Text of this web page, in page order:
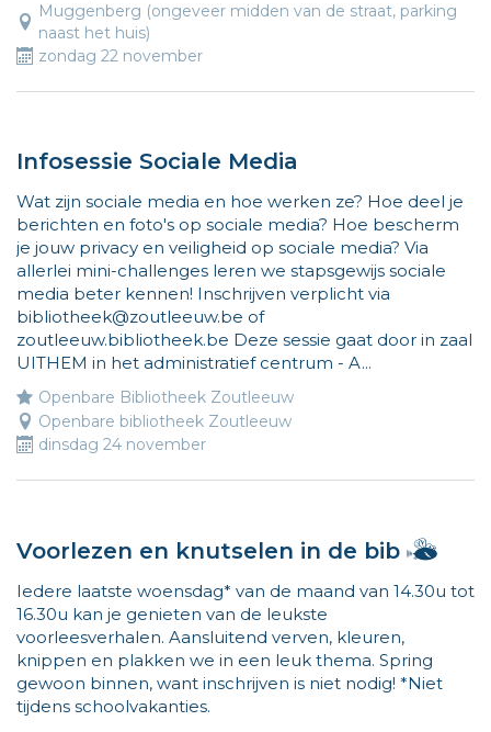
Muggenberg (ongeveer midden van de straat, parking
naast het huis)
zondag 22 november
Infosessie Sociale Media
Wat zijn sociale media en hoe werken ze? Hoe deel je
berichten en foto's op sociale media? Hoe bescherm
je jouw privacy en veiligheid op sociale media? Via
allerlei mini-challenges leren we stapsgewijs sociale
media beter kennen! Inschrijven verplicht via
bibliotheek@zoutleeuw.be of
zoutleeuw.bibliotheek.be Deze sessie gaat door in zaal
UITHEM in het administratief centrum - A...
Openbare Bibliotheek Zoutleeuw
Openbare bibliotheek Zoutleeuw
dinsdag 24 november
Voorlezen en knutselen in de bib
ben
wijs
Iedere laatste woensdag* van de maand van 14.30u tot
16.30u kan je genieten van de leukste
voorleesverhalen. Aansluitend verven, kleuren,
knippen en plakken we in een leuk thema. Spring
gewoon binnen, want inschrijven is niet nodig! *Niet
tijdens schoolvakanties.